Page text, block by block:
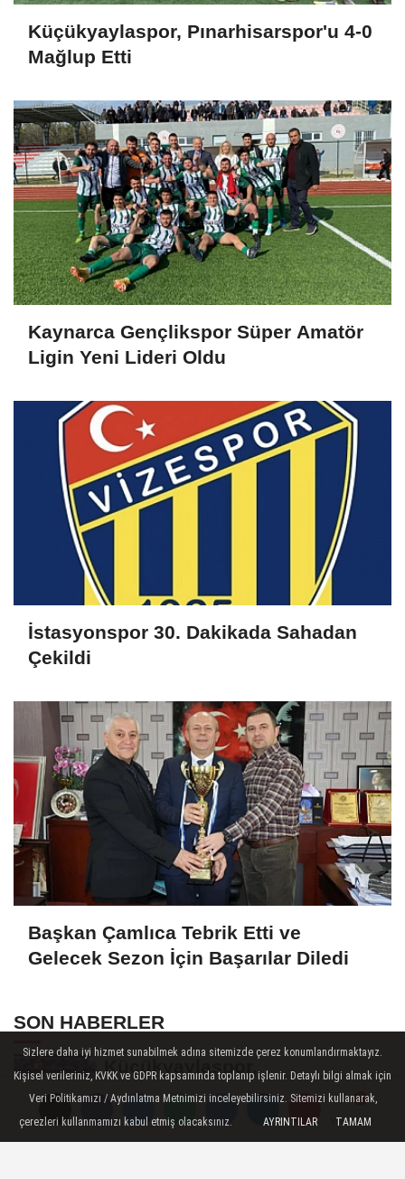
Yorumlar
Yorumlar
Küçükyaylaspor, Pınarhisarspor'u 4-0
Mağlup Etti
Kaynarca Gençlikspor Süper Amatör
Ligin Yeni Lideri Oldu
İstasyonspor 30. Dakikada Sahadan
Çekildi
Başkan Çamlıca Tebrik Etti ve
Gelecek Sezon İçin Başarılar Diledi
SON HABERLER
Küçükyaylaspor,
Pınarhisarspor'u 4-0 Mağlup
Etti
Kaynarca Gençlikspor Süper
Sizlere daha iyi hizmet sunabilmek adına sitemizde çerez konumlandırmaktayız.
Kişisel verileriniz, KVKK ve GDPR kapsamında toplanıp işlenir. Detaylı bilgi almak için
Veri Politikamızı / Aydınlatma Metnimizi inceleyebilirsiniz. Sitemizi kullanarak,
çerezleri kullanmamızı kabul etmiş olacaksınız.
AYRINTILAR TAMAM